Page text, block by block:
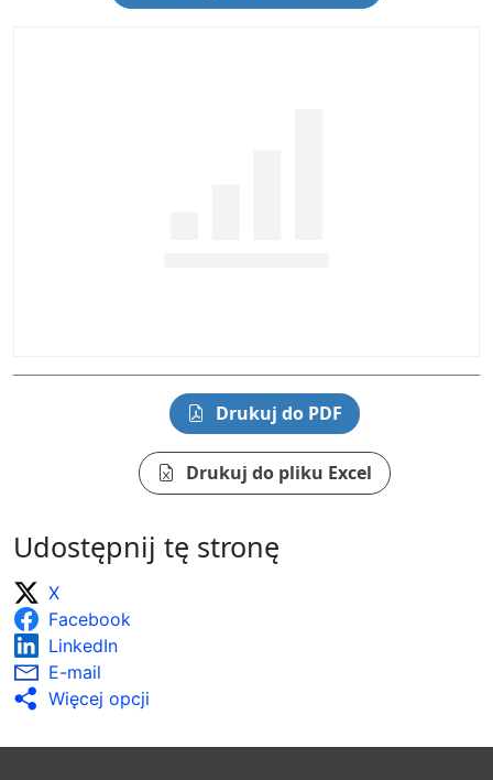
Drukuj do PDF
Drukuj do pliku Excel
Udostępnij tę stronę
X
Facebook
LinkedIn
E-mail
Więcej opcji